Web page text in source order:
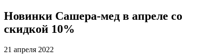
Новинки Сашера-мед в апреле со
скидкой 10%
21 апреля 2022